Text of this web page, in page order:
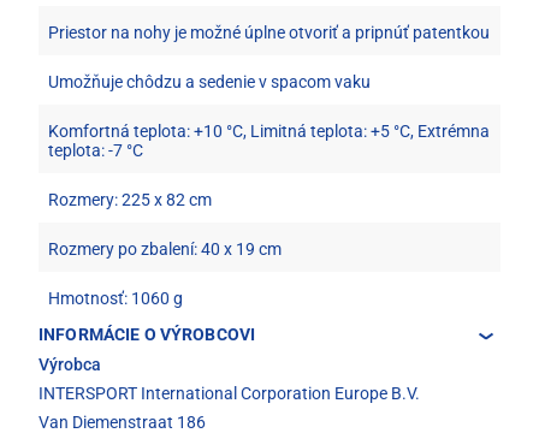
Priestor na nohy je možné úplne otvoriť a pripnúť patentkou
Umožňuje chôdzu a sedenie v spacom vaku
Komfortná teplota: +10 °C, Limitná teplota: +5 °C, Extrémna
teplota: -7 °C
Rozmery: 225 x 82 cm
Rozmery po zbalení: 40 x 19 cm
Hmotnosť: 1060 g
INFORMÁCIE O VÝROBCOVI
Výrobca
INTERSPORT International Corporation Europe B.V.
Van Diemenstraat 186